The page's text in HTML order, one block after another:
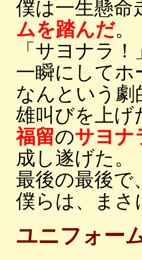
僕は一生懸命
ムを踏んだ。
「サヨナラ！
一瞬にしてホ
なんという劇
雄叫びを上げ
福留のサヨナ
成し遂げた。
最後の最後で
僕らは、まさ
ユニフォー